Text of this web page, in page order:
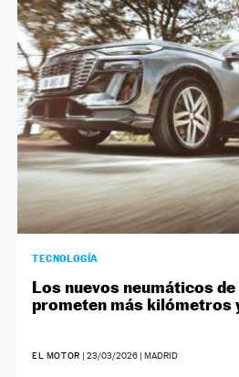
NEWSLETTER
SÍGUENOS
TECNOLOGÍA
Los nuevos neumáticos
prometen más kilómetros
EL MOTOR | 23/03/2026| MADRID